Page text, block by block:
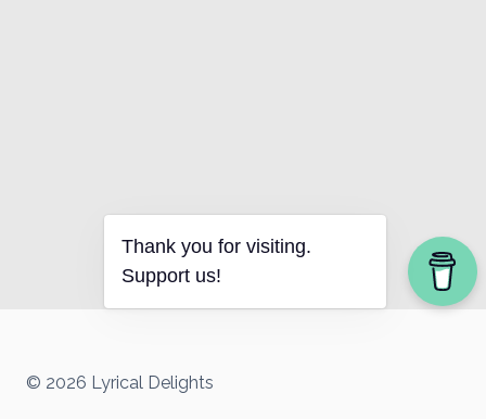
© 2026 Lyrical Delights
Thank you for visiting.
Support us!